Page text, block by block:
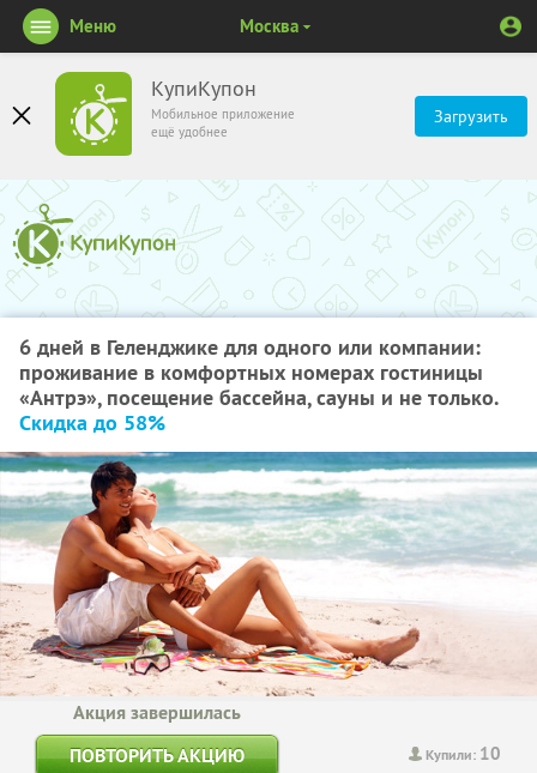
КупиКупон
Мобильное приложение
ещё удобнее
Загрузить
Меню Москва
6 дней в Геленджике для одного или компании:
проживание в комфортных номерах гостиницы
«Антрэ», посещение бассейна, сауны и не только.
Скидка до 58%
Купили: 10
Акция завершилась
ПОВТОРИТЬ АКЦИЮ